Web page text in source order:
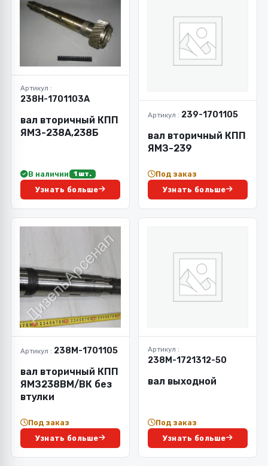
Артикул :
238Н-1701103А
вал вторичный КПП
ЯМЗ-238А,238Б
В наличии 1 шт.
Узнать больше
Артикул : 239-1701105
вал вторичный КПП
ЯМЗ-239
Под заказ
Узнать больше
Артикул : 238М-1701105
вал вторичный КПП
ЯМЗ238ВМ/ВК без
втулки
Под заказ
Узнать больше
Артикул :
238М-1721312-50
вал выходной
Под заказ
Узнать больше